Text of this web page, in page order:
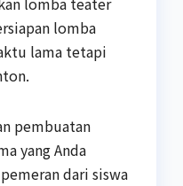
lomba
lama tetapi
pembuatan
yang Anda
dari siswa